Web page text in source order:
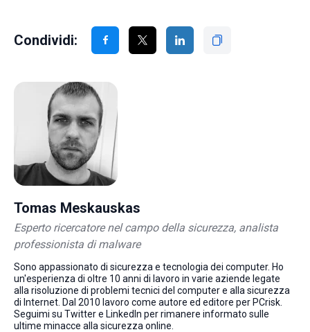
Condividi:
Tomas Meskauskas
Esperto ricercatore nel campo della sicurezza, analista
professionista di malware
Sono appassionato di sicurezza e tecnologia dei computer. Ho
un'esperienza di oltre 10 anni di lavoro in varie aziende legate
alla risoluzione di problemi tecnici del computer e alla sicurezza
di Internet. Dal 2010 lavoro come autore ed editore per PCrisk.
Seguimi su Twitter e LinkedIn per rimanere informato sulle
ultime minacce alla sicurezza online.